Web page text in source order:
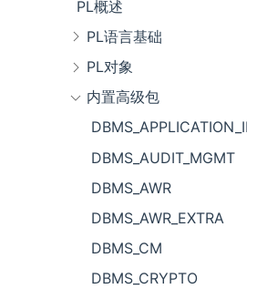
PL概述
PL语言基础
PL对象
内置高级包
DBMS_APPLICATION_INFO
DBMS_AUDIT_MGMT
DBMS_AWR
DBMS_AWR_EXTRA
DBMS_CM
DBMS_CRYPTO